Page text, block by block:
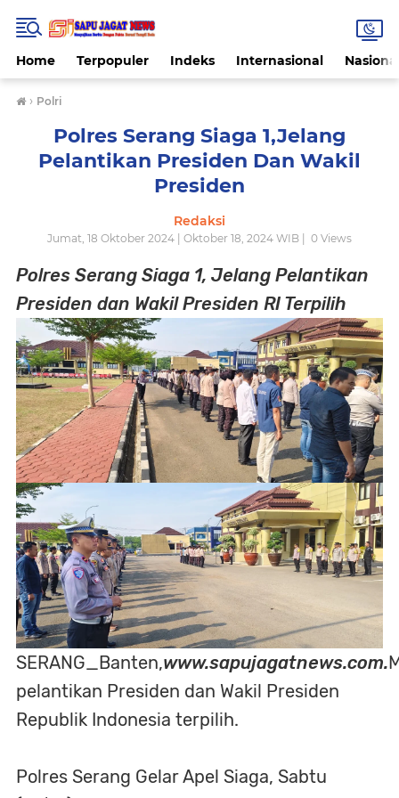
Home Terpopuler Indeks Internasional
› Polri
Polres Serang Siaga 1,Jelang
Pelantikan Presiden Dan Wakil
Presiden
Redaksi
Jumat, 18 Oktober 2024 | Oktober 18, 2024 WIB | 0 Views
Polres Serang Siaga 1, Jelang Pelantikan
Presiden dan Wakil Presiden RI Terpilih
SERANG_Banten,www.sapujagatnews.com.
pelantikan Presiden dan Wakil Presiden
Republik Indonesia terpilih.
Polres Serang Gelar Apel Siaga, Sabtu